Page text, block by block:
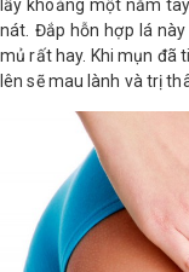
lấy khoảng một nắm
nát. Đắp hỗn hợp lá
mủ rất hay. Khi mụn đã
lên sẽ mau lành và trị